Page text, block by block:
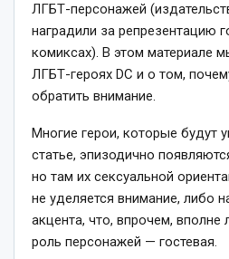
ЛГБТ-персонажей
наградили за репрезентацию
комиксах). В этом материале
ЛГБТ-героях DC и о том,
обратить внимание.
Многие герои, которые будут
статье, эпизодично
но там их сексуальной
не уделяется внимание, либо
акцента, что, впрочем, вполне
роль персонажей — гостевая.